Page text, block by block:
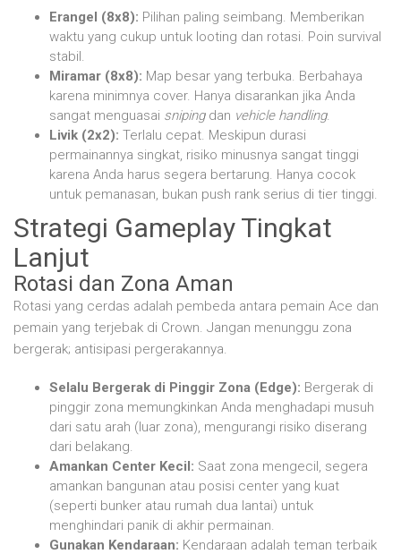
Erangel (8x8): Pilihan paling seimbang. Memberikan
waktu yang cukup untuk looting dan rotasi. Poin survival
stabil.
Miramar (8x8): Map besar yang terbuka. Berbahaya
karena minimnya cover. Hanya disarankan jika Anda
sangat menguasai snipingdan vehicle handling.
Livik (2x2): Terlalu cepat. Meskipun durasi
permainannya singkat, risiko minusnya sangat tinggi
karena Anda harus segera bertarung. Hanya cocok
untuk pemanasan, bukan push rank serius di tier tinggi.
Strategi Gameplay Tingkat
Lanjut
Rotasi dan Zona Aman
Rotasi yang cerdas adalah pembeda antara pemain Ace dan
pemain yang terjebak di Crown. Jangan menunggu zona
bergerak; antisipasi pergerakannya.
Selalu Bergerak di Pinggir Zona (Edge): Bergerak di
pinggir zona memungkinkan Anda menghadapi musuh
dari satu arah (luar zona), mengurangi risiko diserang
dari belakang.
Amankan Center Kecil: Saat zona mengecil, segera
amankan bangunan atau posisi center yang kuat
(seperti bunker atau rumah dua lantai) untuk
menghindari panik di akhir permainan.
Gunakan Kendaraan: Kendaraan adalah teman terbaik